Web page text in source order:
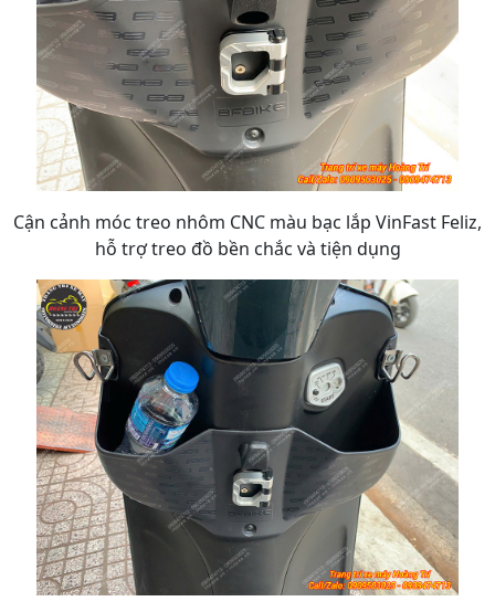
Cận cảnh móc treo nhôm CNC màu bạc lắp VinFast Feliz,
hỗ trợ treo đồ bền chắc và tiện dụng